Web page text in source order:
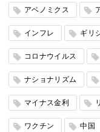
アベノミクス
インフレ ギリ
コロナウイルス
ナショナリズム
マイナス金利
ワクチン 中国